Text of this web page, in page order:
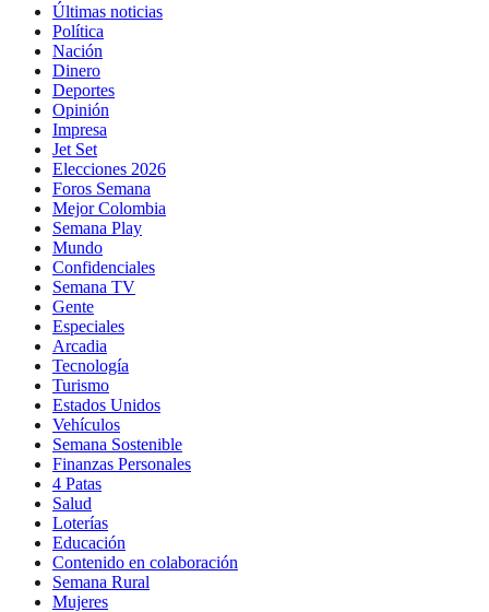
Últimas noticias
Política
Nación
Dinero
Deportes
Opinión
Impresa
Jet Set
Elecciones 2026
Foros Semana
Mejor Colombia
Semana Play
Mundo
Confidenciales
Semana TV
Gente
Especiales
Arcadia
Tecnología
Turismo
Estados Unidos
Vehículos
Semana Sostenible
Finanzas Personales
4 Patas
Salud
Loterías
Educación
Contenido en colaboración
Semana Rural
Mujeres